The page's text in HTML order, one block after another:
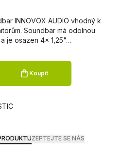
INNOVOX AUDIO vhodný k
Soundbar má odolnou
je osazen 4x 1,25"…
Koupit
ZEPTEJTE SE NÁS